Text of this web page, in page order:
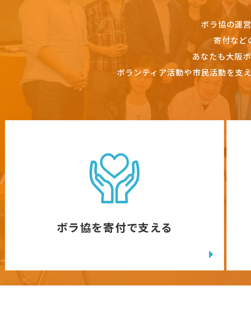
ボラ協の運
寄付など
あなたも大阪
ボランティア活動や市民活動を支
ボラ協を寄付で支える